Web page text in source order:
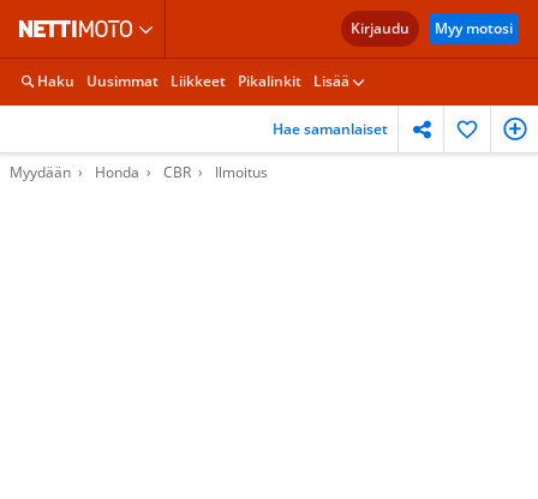
Kirjaudu Myy motosi
Haku Uusimmat Liikkeet Pikalinkit Lisää
Hae samanlaiset
Myydään Honda CBR Ilmoitus